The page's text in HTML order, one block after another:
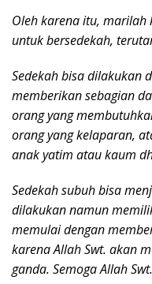
Oleh karena itu, marilah
untuk bersedekah,
Sedekah bisa dilakukan
memberikan sebagian
orang yang
orang yang kelaparan,
anak yatim atau kaum
Sedekah subuh bisa
dilakukan namun
memulai dengan
karena Allah Swt. akan
ganda. Semoga Allah